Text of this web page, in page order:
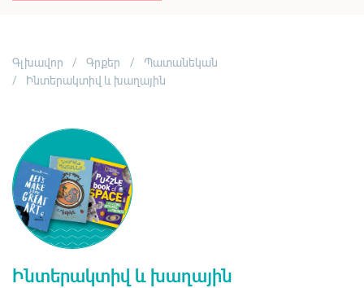
Գլխավոր Գրքեր
Պատանեկան
Ինտերակտիվ և խաղային
Ինտերակտիվ և խաղային